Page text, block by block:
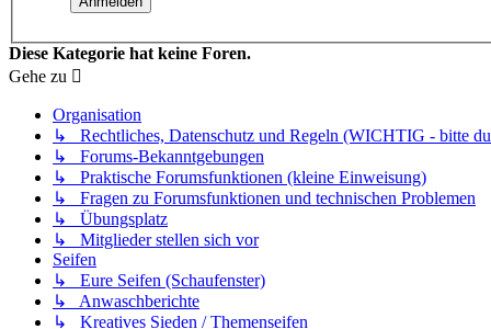
Diese Kategorie hat keine Foren.
Gehe zu
Organisation
↳ Rechtliches, Datenschutz und Regeln (WICHTIG - bitte
↳ Forums-Bekanntgebungen
↳ Praktische Forumsfunktionen (kleine Einweisung)
↳ Fragen zu Forumsfunktionen und technischen Problemen
↳ Übungsplatz
↳ Mitglieder stellen sich vor
Seifen
↳ Eure Seifen (Schaufenster)
↳ Anwaschberichte
↳ Kreatives Sieden / Themenseifen